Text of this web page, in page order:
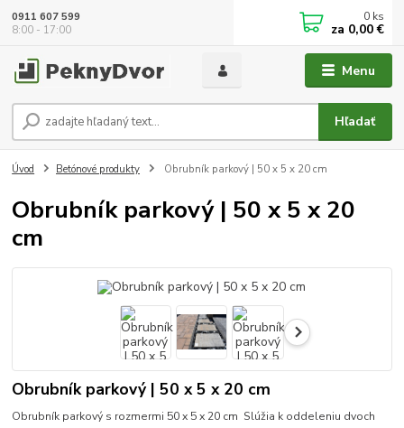
Menu
Hľadať
0911 607 599
8:00 - 17:00
0 ks
za 0,00 €
Úvod Betónové produkty Obrubník parkový | 50 x 5 x 20 cm
Obrubník parkový | 50 x 5 x 20
cm
Obrubník parkový | 50 x 5 x 20 cm
Obrubník parkový s rozmermi 50 x 5 x 20 cm Slúžia k oddeleniu dvoch